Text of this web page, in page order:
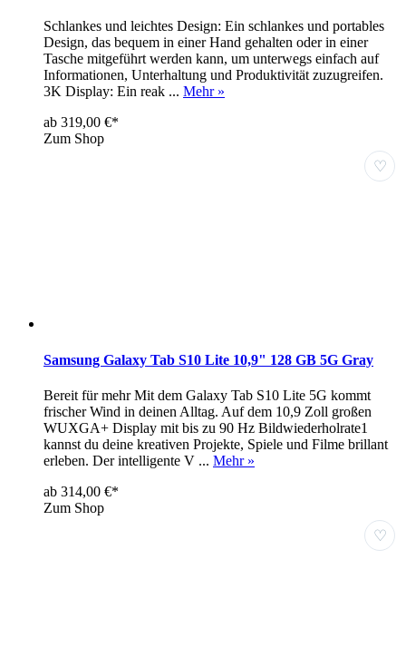
Schlankes und leichtes Design: Ein schlankes und portables
Design, das bequem in einer Hand gehalten oder in einer
Tasche mitgeführt werden kann, um unterwegs einfach auf
Informationen, Unterhaltung und Produktivität zuzugreifen.
3K Display: Ein reak ... Mehr »
ab 319,00 €*
Zum Shop
♡
Samsung Galaxy Tab S10 Lite 10,9" 128 GB 5G Gray
Bereit für mehr Mit dem Galaxy Tab S10 Lite 5G kommt
frischer Wind in deinen Alltag. Auf dem 10,9 Zoll großen
WUXGA+ Display mit bis zu 90 Hz Bildwiederholrate1
kannst du deine kreativen Projekte, Spiele und Filme brillant
erleben. Der intelligente V ... Mehr »
ab 314,00 €*
Zum Shop
♡